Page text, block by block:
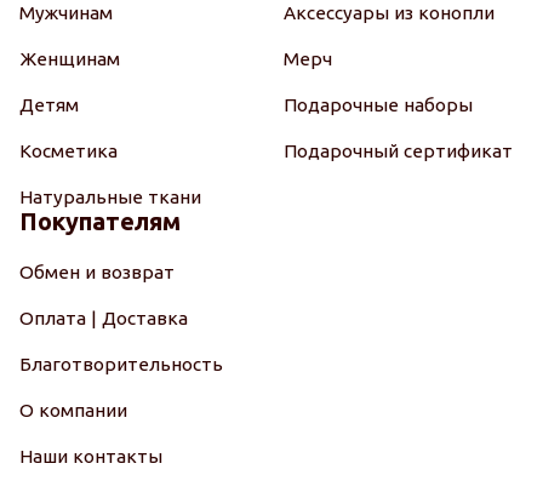
Мужчинам
Женщинам
Детям
Косметика
Натуральные ткани
Аксессуары из конопли
Мерч
Подарочные наборы
Подарочный сертификат
Покупателям
Обмен и возврат
Оплата | Доставка
Благотворительность
О компании
Наши контакты